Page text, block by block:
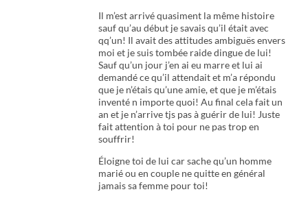
Il m’est arrivé quasiment la même histoire
sauf qu’au début je savais qu’il était avec
qq’un! Il avait des attitudes ambiguës envers
moi et je suis tombée raide dingue de lui!
Sauf qu’un jour j’en ai eu marre et lui ai
demandé ce qu’il attendait et m’a répondu
que je n’étais qu’une amie, et que je m’étais
inventé n importe quoi! Au final cela fait un
an et je n’arrive tjs pas à guérir de lui! Juste
fait attention à toi pour ne pas trop en
souffrir!
Éloigne toi de lui car sache qu’un homme
marié ou en couple ne quitte en général
jamais sa femme pour toi!